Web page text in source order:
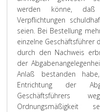
werden könne, daß
Verpflichtungen
seien. Bei Bestellung
einzelne Geschäftsführer
durch den Nachweis
der
Anlaß bestanden
Entrichtung der
Ordnungsmäßigkeit